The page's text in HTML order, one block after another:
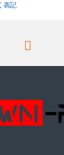
表記